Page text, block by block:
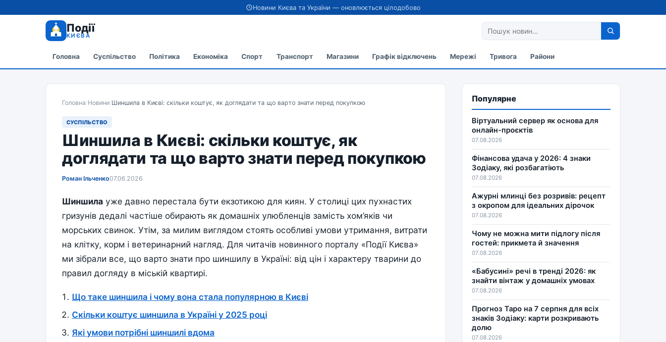
Новини Києва та України — оновлюється цілодобово
Події
КИЄВА
Головна Суспільство Політика Економіка Спорт Транспорт Магазини Графік відключень Мережі Тривога Райони
Головна/Новини/Шиншила в Києві: скільки коштує, як доглядати та що варто знати перед покупкою
СУСПІЛЬСТВО
Шиншила в Києві: скільки коштує, як
доглядати та що варто знати перед покупкою
Роман Ільченко07.06.2026
Шиншила уже давно перестала бути екзотикою для киян. У столиці цих пухнастих
гризунів дедалі частіше обирають як домашніх улюбленців замість хом’яків чи
морських свинок. Утім, за милим виглядом стоять особливі умови утримання, витрати
на клітку, корм і ветеринарний нагляд. Для читачів новинного порталу «Події Києва»
ми зібрали все, що варто знати про шиншилу в Україні: від цін і характеру тварини до
правил догляду в міській квартирі.
Що таке шиншила і чому вона стала популярною в Києві
Скільки коштує шиншила в Україні у 2025 році
Які умови потрібні шиншилі вдома
Популярне
Віртуальний сервер як основа для
онлайн-проєктів
07.08.2026
Фінансова удача у 2026: 4 знаки
Зодіаку, які розбагатіють
07.08.2026
Ажурні млинці без розривів: рецепт
з окропом для ідеальних дірочок
07.08.2026
Чому не можна мити підлогу після
гостей: прикмета й значення
07.08.2026
«Бабусині» речі в тренді 2026: як
знайти вінтаж у домашніх умовах
07.08.2026
Прогноз Таро на 7 серпня для всіх
знаків Зодіаку: карти розкривають
долю
07.08.2026